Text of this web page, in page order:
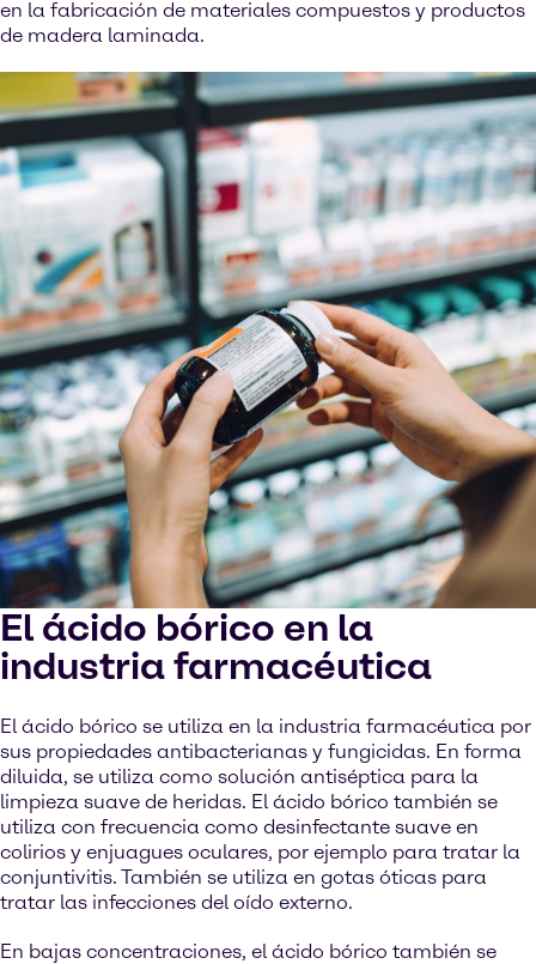
en la fabricación de materiales compuestos y productos
de madera laminada.
El ácido bórico en la
industria farmacéutica
El ácido bórico se utiliza en la industria farmacéutica por
sus propiedades antibacterianas y fungicidas. En forma
diluida, se utiliza como solución antiséptica para la
limpieza suave de heridas. El ácido bórico también se
utiliza con frecuencia como desinfectante suave en
colirios y enjuagues oculares, por ejemplo para tratar la
conjuntivitis. También se utiliza en gotas óticas para
tratar las infecciones del oído externo.
En bajas concentraciones, el ácido bórico también se